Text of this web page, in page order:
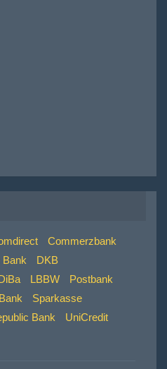
Commerzbank
Bank
DKB
LBBW
Postbank
Sparkasse
Bank
UniCredit